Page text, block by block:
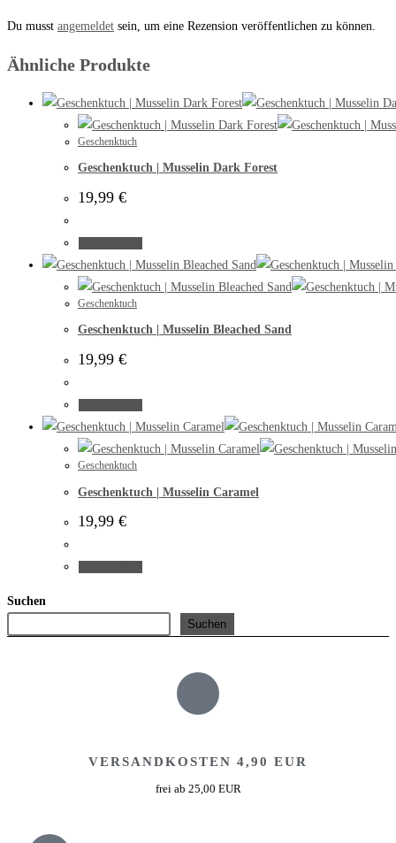
Du musst angemeldet sein, um eine Rezension veröffentlichen zu können.
Ähnliche Produkte
Geschenktuch
Geschenktuch | Musselin Dark Forest
19,99 €
Geschenktuch
Geschenktuch | Musselin Bleached Sand
19,99 €
Geschenktuch
Geschenktuch | Musselin Caramel
19,99 €
Suchen
Suchen
VERSANDKOSTEN 4,90 EUR
frei ab 25,00 EUR